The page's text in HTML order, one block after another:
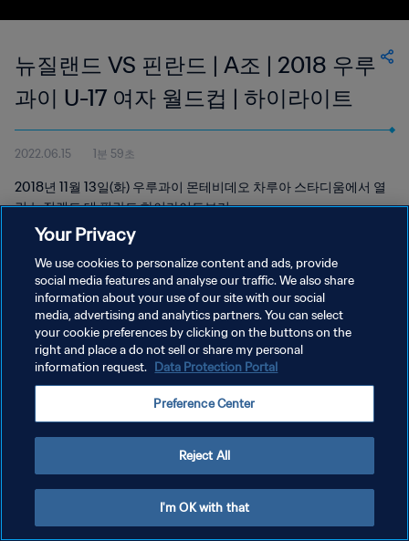
뉴질랜드 VS 핀란드 | A조 | 2018 우루
과이 U-17 여자 월드컵 | 하이라이트
2022.06.15 1분 59초
2018년 11월 13일(화) 우루과이 몬테비데오 차루아 스타디움에서 열
린 뉴질랜드 대 핀란드 하이라이트보기
개인정보 보호정책
서비스 약관
Your Privacy
We use cookies to personalize content and ads, provide
social media features and analyse our traffic. We also share
information about your use of our site with our social
media, advertising and analytics partners. You can select
your cookie preferences by clicking on the buttons on the
right and place a do not sell or share my personal
information request. Data Protection Portal
Preference Center
Reject All
I'm OK with that